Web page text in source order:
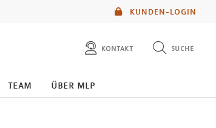
KUNDEN-LOGIN
kontakt suche
diese website durchsuchen
team über mlp